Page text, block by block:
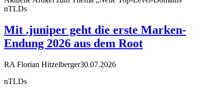
nTLDs
Mit .juniper geht die erste Marken-
Endung 2026 aus dem Root
RA Florian Hitzelberger30.07.2026
nTLDs